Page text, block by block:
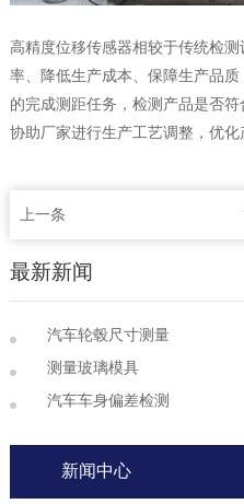
高精度位移传感器相较于传统检
率、降低生产成本、保障生产品
的完成测距任务，检测产品是否
协助厂家进行生产工艺调整，优化
上一条
最新新闻
汽车轮毂尺寸测量
测量玻璃模具
汽车车身偏差检测
新闻中心